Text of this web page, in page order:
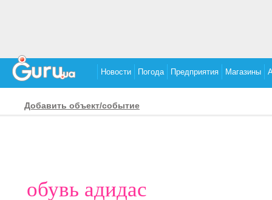
Новости Погода Предприятия Магазины
Добавить объект/событие
обувь адидас